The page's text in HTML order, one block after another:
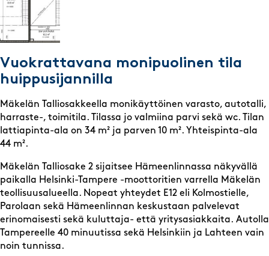
Vuokrattavana monipuolinen tila
huippusijannilla
Mäkelän Talliosakkeella monikäyttöinen varasto, autotalli,
harraste-, toimitila. Tilassa jo valmiina parvi sekä wc. Tilan
lattiapinta-ala on 34 m² ja parven 10 m². Yhteispinta-ala
44 m².
Mäkelän Talliosake 2 sijaitsee Hämeenlinnassa näkyvällä
paikalla Helsinki-Tampere -moottoritien varrella Mäkelän
teollisuusalueella. Nopeat yhteydet E12 eli Kolmostielle,
Parolaan sekä Hämeenlinnan keskustaan palvelevat
erinomaisesti sekä kuluttaja- että yritysasiakkaita. Autolla
Tampereelle 40 minuutissa sekä Helsinkiin ja Lahteen vain
noin tunnissa.